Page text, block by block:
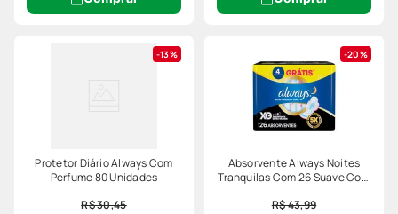
13%
Protetor Diário Always Com
Perfume 80 Unidades
R$ 30,45
20%
Absorvente Always Noites
Tranquilas Com 26 Suave Com
R$ 43,99